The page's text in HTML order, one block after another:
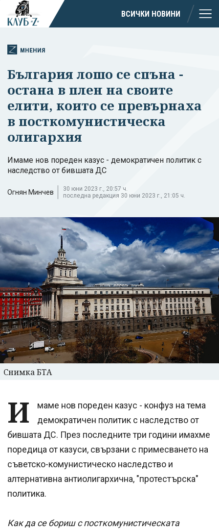
ВСИЧКИ НОВИНИ
МНЕНИЯ
България лошо се спъна -
остана в плен на своите
елити, които се превърнаха
в посткомунистическа
олигархия
Имаме нов пореден казус - демократичен политик с
наследство от бившата ДС
Огнян Минчев
30 юни 2023 г., 20:57 ч.
последна редакция 30 юни 2023 г., 21:05 ч.
Снимка БТА
И
маме нов пореден казус - конфуз на тема
демократичен политик с наследство от
бившата ДС. През последните три години имахме
поредица от казуси, свързани с примесването на
съветско-комунистическо наследство и
алтернативна антиолигархична, "протестърска"
политика.
Как да се бориш с посткомунистическата